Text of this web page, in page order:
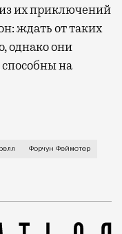
их приключений
ждать от таких
однако они
на
был
Форчун Феймстер